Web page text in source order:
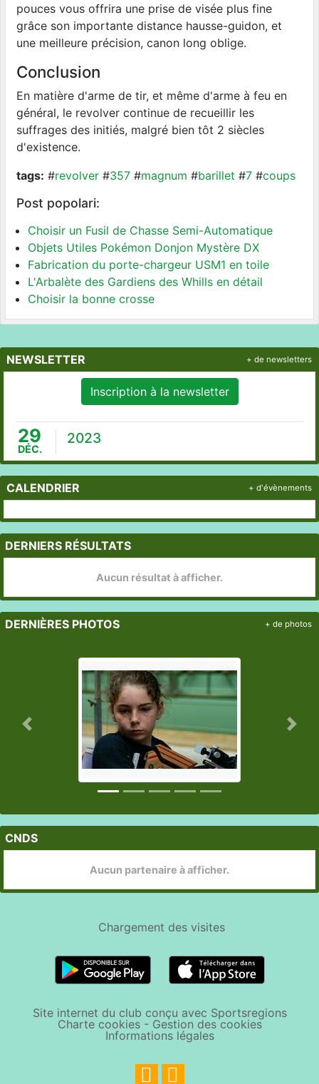
pouces vous offrira une prise de visée plus fine
grâce son importante distance hausse-guidon, et
une meilleure précision, canon long oblige.
Conclusion
En matière d'arme de tir, et même d'arme à feu en
général, le revolver continue de recueillir les
suffrages des initiés, malgré bien tôt 2 siècles
d'existence.
tags: #revolver #357 #magnum #barillet #7 #coups
Post popolari:
Choisir un Fusil de Chasse Semi-Automatique
Objets Utiles Pokémon Donjon Mystère DX
Fabrication du porte-chargeur USM1 en toile
L'Arbalète des Gardiens des Whills en détail
Choisir la bonne crosse
NEWSLETTER
Inscription à la newsletter
29
DÉC.
2023
+ de newsletters
CALENDRIER + d'évènements
DERNIERS RÉSULTATS
Aucun résultat à afficher.
DERNIÈRES PHOTOS
Précedent
+ de photos
CNDS
Aucun partenaire à afficher.
Chargement desvisites
Site internet du club conçu avec Sportsregions
Charte cookies- Gestion des cookies
Informations légales